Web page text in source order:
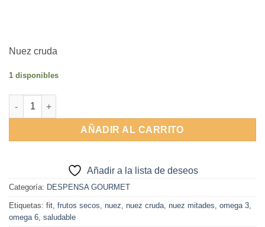
Nuez cruda
1 disponibles
Nuez cruda cantidad
AÑADIR AL CARRITO
Añadir a la lista de deseos
Categoría: DESPENSA GOURMET
Etiquetas: fit, frutos secos, nuez, nuez cruda, nuez mitades, omega 3,
omega 6, saludable